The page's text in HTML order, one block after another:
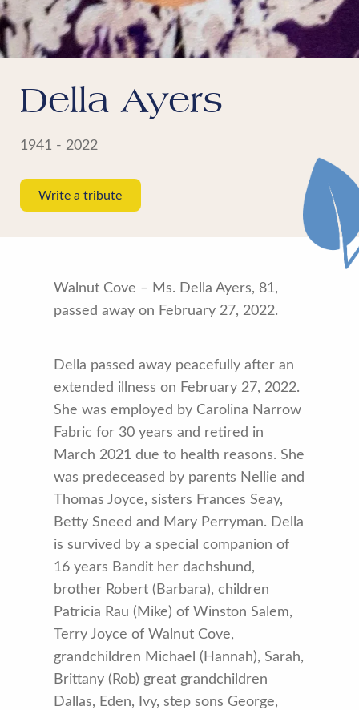
Della Ayers
1941 - 2022
Write a tribute
Walnut Cove – Ms. Della Ayers, 81,
passed away on February 27, 2022.
Della passed away peacefully after an
extended illness on February 27, 2022.
She was employed by Carolina Narrow
Fabric for 30 years and retired in
March 2021 due to health reasons. She
was predeceased by parents Nellie and
Thomas Joyce, sisters Frances Seay,
Betty Sneed and Mary Perryman. Della
is survived by a special companion of
16 years Bandit her dachshund,
brother Robert (Barbara), children
Patricia Rau (Mike) of Winston Salem,
Terry Joyce of Walnut Cove,
grandchildren Michael (Hannah), Sarah,
Brittany (Rob) great grandchildren
Dallas, Eden, Ivy, step sons George,